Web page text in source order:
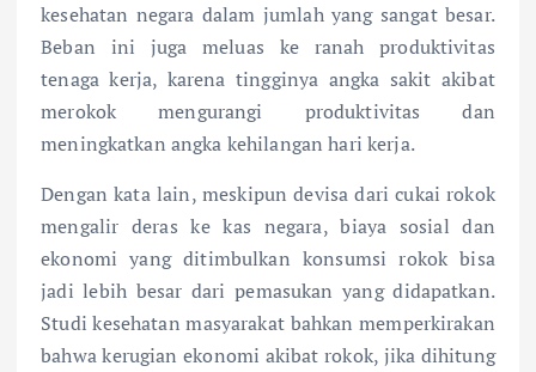
kesehatan negara dalam jumlah yang sangat besar.
Beban ini juga meluas ke ranah produktivitas
tenaga kerja, karena tingginya angka sakit akibat
merokok mengurangi produktivitas dan
meningkatkan angka kehilangan hari kerja.
Dengan kata lain, meskipun devisa dari cukai rokok
mengalir deras ke kas negara, biaya sosial dan
ekonomi yang ditimbulkan konsumsi rokok bisa
jadi lebih besar dari pemasukan yang didapatkan.
Studi kesehatan masyarakat bahkan memperkirakan
bahwa kerugian ekonomi akibat rokok, jika dihitung